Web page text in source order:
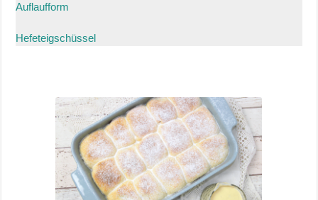
Auflaufform
Hefeteigschüssel